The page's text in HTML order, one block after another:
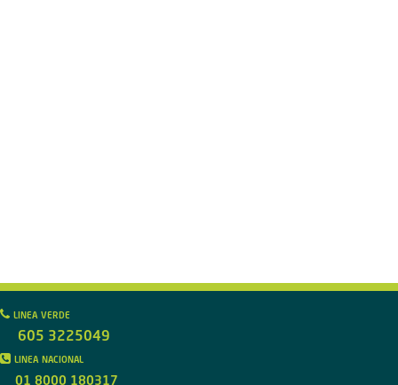
linea verde
605 3225049
linea nacional
01 8000 180317